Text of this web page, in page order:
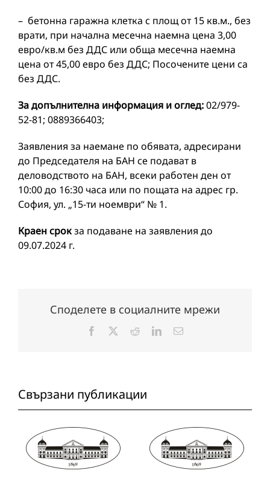
– бетонна гаражна клетка с площ от 15 кв.м., без
врати, при начална месечна наемна цена 3,00
евро/кв.м без ДДС или обща месечна наемна
цена от 45,00 евро без ДДС; Посочените цени са
без ДДС.
За допълнителна информация и оглед:02/979-
52-81; 0889366403;
Заявления за наемане по обявата, адресирани
до Председателя на БАН се подават в
деловодството на БАН, всеки работен ден от
10:00 до 16:30 часа или по пощата на адрес гр.
София, ул. „15-ти ноември“ № 1.
Краен срокза подаване на заявления до
09.07.2024 г.
Споделете в социалните мрежи
Facebook RedditLinkedInЕлектронна
Свързани публикации